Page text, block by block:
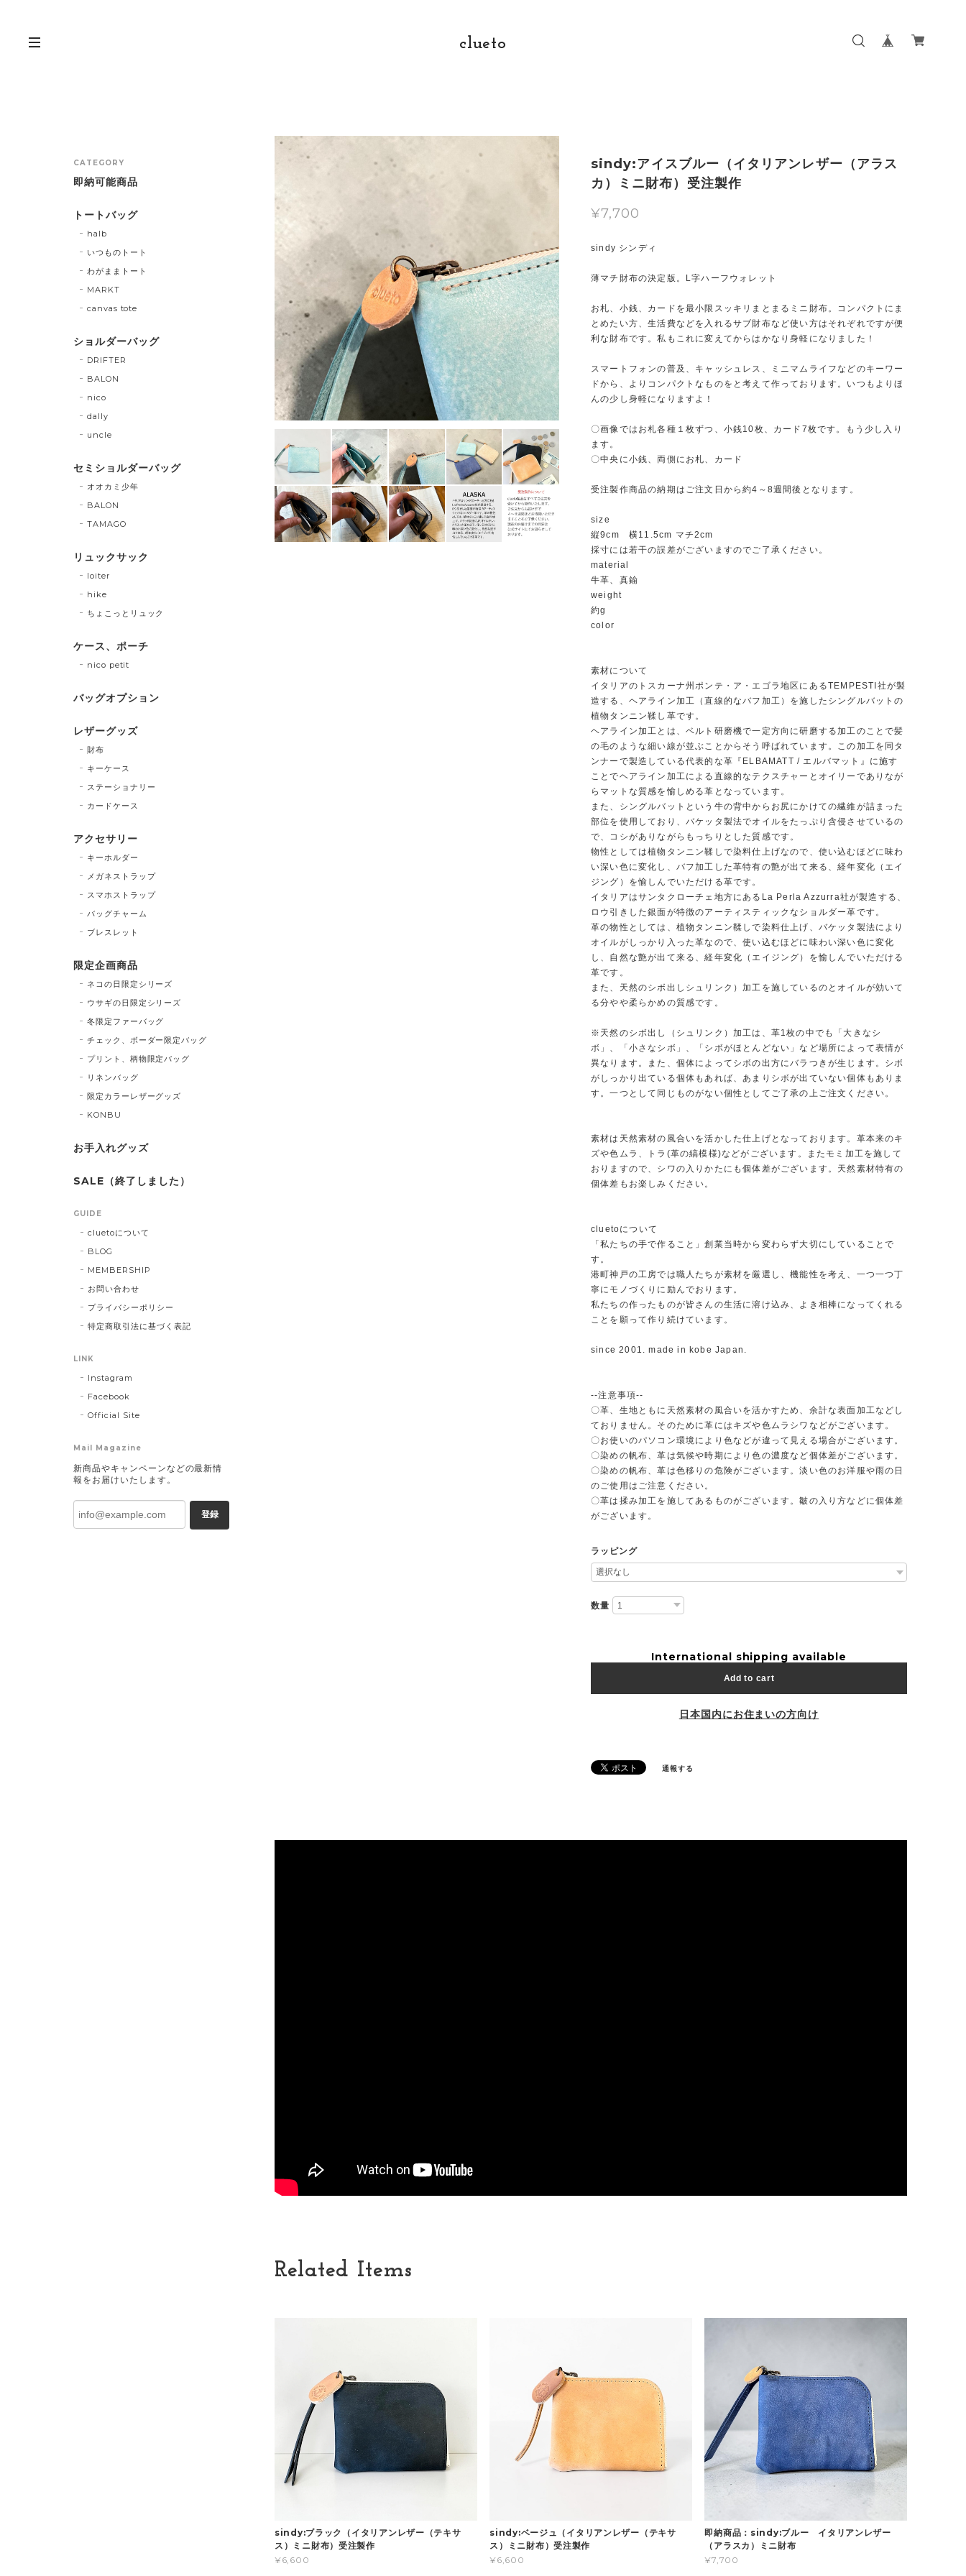
clueto
sindy:アイスブルー（イタリアンレザー（アラス
カ）ミニ財布）受注製作
¥7,700
sindy シンディ
薄マチ財布の決定版。L字ハーフウォレット
お札、小銭、カードを最小限スッキリまとまるミニ財布。コンパクトにま
とめたい方、生活費などを入れるサブ財布など使い方はそれぞれですが便
利な財布です。私もこれに変えてからはかなり身軽になりました！
スマートフォンの普及、キャッシュレス、ミニマムライフなどのキーワー
ドから、よりコンパクトなものをと考えて作っております。いつもよりほ
んの少し身軽になりますよ！
〇画像ではお札各種１枚ずつ、小銭10枚、カード7枚です。もう少し入り
ます。
〇中央に小銭、両側にお札、カード
受注製作商品の納期はご注文日から約4～8週間後となります。
size
縦9cm 横11.5cm マチ2cm
採寸には若干の誤差がございますのでご了承ください。
material
牛革、真鍮
weight
約g
color
素材について
イタリアのトスカーナ州ポンテ・ア・エゴラ地区にあるTEMPESTI社が製
造する、ヘアライン加工（直線的なバフ加工）を施したシングルバットの
植物タンニン鞣し革です。
ヘアライン加工とは、ベルト研磨機で一定方向に研磨する加工のことで髪
の毛のような細い線が並ぶことからそう呼ばれています。この加工を同タ
ンナーで製造している代表的な革『ELBAMATT / エルバマット』に施す
ことでヘアライン加工による直線的なテクスチャーとオイリーでありなが
らマットな質感を愉しめる革となっています。
また、シングルバットという牛の背中からお尻にかけての繊維が詰まった
部位を使用しており、バケッタ製法でオイルをたっぷり含侵させているの
で、コシがありながらもっちりとした質感です。
物性としては植物タンニン鞣しで染料仕上げなので、使い込むほどに味わ
い深い色に変化し、バフ加工した革特有の艶が出て来る、経年変化（エイ
ジング）を愉しんでいただける革です。
イタリアはサンタクローチェ地方にあるLa Perla Azzurra社が製造する、
ロウ引きした銀面が特徴のアーティスティックなショルダー革です。
革の物性としては、植物タンニン鞣しで染料仕上げ、バケッタ製法により
オイルがしっかり入った革なので、使い込むほどに味わい深い色に変化
し、自然な艶が出て来る、経年変化（エイジング）を愉しんでいただける
革です。
また、天然のシボ出しシュリンク）加工を施しているのとオイルが効いて
る分やや柔らかめの質感です。
※天然のシボ出し（シュリンク）加工は、革1枚の中でも「大きなシ
ボ」、「小さなシボ」、「シボがほとんどない」など場所によって表情が
異なります。また、個体によってシボの出方にバラつきが生じます。シボ
がしっかり出ている個体もあれば、あまりシボが出ていない個体もありま
す。一つとして同じものがない個性としてご了承の上ご注文ください。
素材は天然素材の風合いを活かした仕上げとなっております。革本来のキ
ズや色ムラ、トラ(革の縞模様)などがございます。またモミ加工を施して
おりますので、シワの入りかたにも個体差がございます。天然素材特有の
個体差もお楽しみください。
cluetoについて
「私たちの手で作ること」創業当時から変わらず大切にしていることで
す。
港町神戸の工房では職人たちが素材を厳選し、機能性を考え、一つ一つ丁
寧にモノづくりに励んでおります。
私たちの作ったものが皆さんの生活に溶け込み、よき相棒になってくれる
ことを願って作り続けています。
since 2001. made in kobe Japan.
--注意事項--
〇革、生地ともに天然素材の風合いを活かすため、余計な表面加工などし
ておりません。そのために革にはキズや色ムラシワなどがございます。
〇お使いのパソコン環境により色などが違って見える場合がございます。
〇染めの帆布、革は気候や時期により色の濃度など個体差がございます。
〇染めの帆布、革は色移りの危険がございます。淡い色のお洋服や雨の日
のご使用はご注意ください。
〇革は揉み加工を施してあるものがございます。皺の入り方などに個体差
がございます。
ラッピング
数量
International shipping available
Add to cart
日本国内にお住まいの方向け
通報する
Related Items
sindy:ブラック（イタリアンレザー（テキサ
ス）ミニ財布）受注製作
¥6,600
sindy:ベージュ（イタリアンレザー（テキサ
ス）ミニ財布）受注製作
¥6,600
即納商品：sindy:ブルー イタリアンレザー
（アラスカ）ミニ財布
¥7,700
CATEGORY
即納可能商品
トートバッグ
halb
いつものトート
わがままトート
MARKT
canvas tote
ショルダーバッグ
DRIFTER
BALON
nico
dally
uncle
セミショルダーバッグ
オオカミ少年
BALON
TAMAGO
リュックサック
loiter
hike
ちょこっとリュック
ケース、ポーチ
nico petit
バッグオプション
レザーグッズ
財布
キーケース
ステーショナリー
カードケース
アクセサリー
キーホルダー
メガネストラップ
スマホストラップ
バッグチャーム
ブレスレット
限定企画商品
ネコの日限定シリーズ
ウサギの日限定シリーズ
冬限定ファーバッグ
チェック、ボーダー限定バッグ
プリント、柄物限定バッグ
リネンバッグ
限定カラーレザーグッズ
KONBU
お手入れグッズ
SALE（終了しました）
GUIDE
cluetoについて
BLOG
MEMBERSHIP
お問い合わせ
プライバシーポリシー
特定商取引法に基づく表記
LINK
Instagram
Facebook
Official Site
Mail Magazine
新商品やキャンペーンなどの最新情
報をお届けいたします。
登録